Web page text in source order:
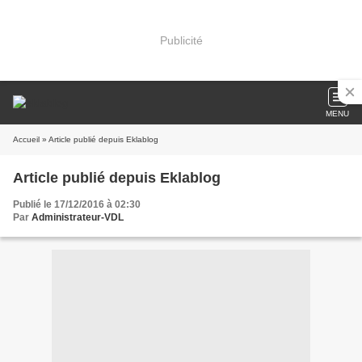
Publicité
MENU
Accueil » Article publié depuis Eklablog
Article publié depuis Eklablog
Publié le 17/12/2016 à 02:30
Par Administrateur-VDL